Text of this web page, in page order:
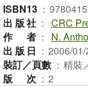
ISBN13 ：
出版社 ： CRC
作者 ：
N.
出版日 ： 2006/01/
裝訂／頁數 ： 精裝
版次 ： 2